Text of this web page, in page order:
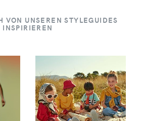
VON UNSEREN STYLEGUIDES
INSPIRIEREN